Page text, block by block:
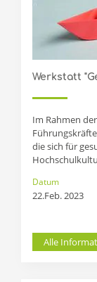
Werkstatt
Im Rahmen
die sich für
Alle
Datum
22.Feb. 2023